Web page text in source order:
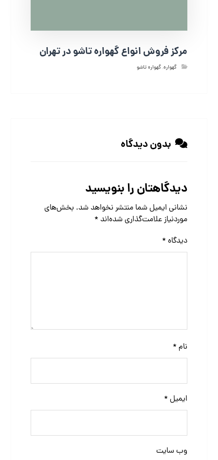
مرکز فروش انواع گهواره تاشو در تهران
گهواره,گهواره تاشو
بدون دیدگاه
دیدگاهتان را بنویسید
نشانی ایمیل شما منتشر نخواهد شد. بخش‌های
موردنیاز علامت‌گذاری شده‌اند *
دیدگاه *
نام *
ایمیل *
وب‌ سایت